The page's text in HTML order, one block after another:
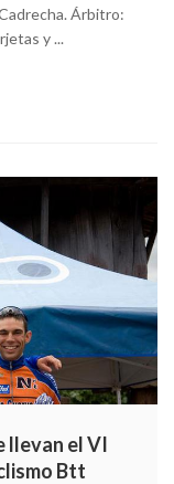
Árbitro:
y ...
llevan el VI
Btt